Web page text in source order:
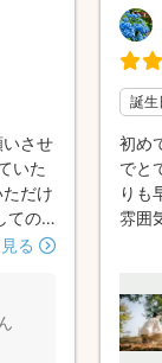
させ
いた
だけ
ての
と思い
る
誕生
初め
でと
りも
雰囲
感動
度指
スム